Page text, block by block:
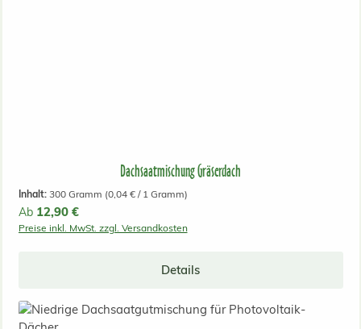
Dachsaatmischung Gräserdach
Inhalt: 300 Gramm (0,04 € / 1 Gramm)
Regulärer Preis:
Ab 12,90 €
Preise inkl. MwSt. zzgl. Versandkosten
Details